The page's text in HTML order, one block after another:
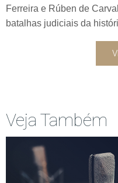
Ferreira e Rúben de
batalhas judiciais da
Veja Também